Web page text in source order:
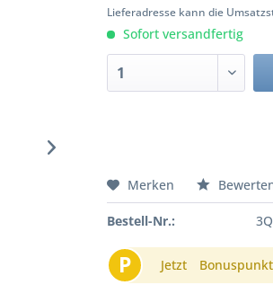
Lieferadresse kann die
Sofort versandfertig
Merken
Bestell-Nr.:
P Jetzt